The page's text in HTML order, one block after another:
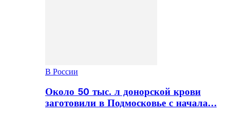
В России
Около 50 тыс. л донорской крови
заготовили в Подмосковье с начала…